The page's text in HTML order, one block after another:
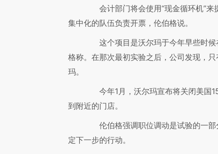
会计部门将会使用“现金循环机”来
集中化的队伍负责开票，伦伯格说。
这个项目是沃尔玛于今年早些时候
格称。在那次最初实验之后，公司发现，
玛。
今年1月，沃尔玛宣布将关闭美国
到附近的门店。
伦伯格强调职位调动是试验的一部
定下一步的行动。